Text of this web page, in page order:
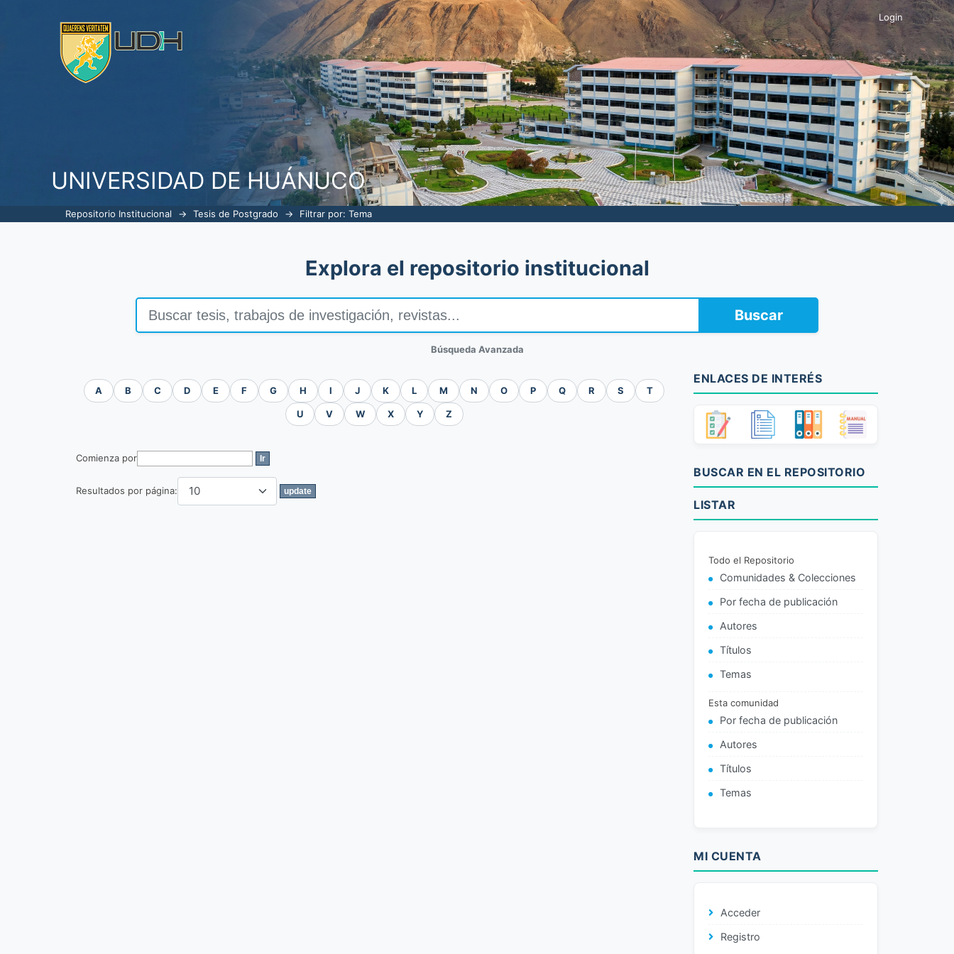
UNIVERSIDAD DE HUÁNUCO
Login
Repositorio Institucional → Tesis de Postgrado → Filtrar por: Tema
Explora el repositorio institucional
Buscar
Búsqueda Avanzada
A B C D E F G H I J K L M N O P Q R S T
U V W X Y Z
Comienza por
Resultados por página:
ENLACES DE INTERÉS
BUSCAR EN EL REPOSITORIO
LISTAR
Todo el Repositorio
Comunidades & Colecciones
Por fecha de publicación
Autores
Títulos
Temas
Esta comunidad
Por fecha de publicación
Autores
Títulos
Temas
MI CUENTA
Acceder
Registro